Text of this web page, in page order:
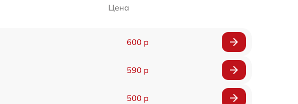
Цена
600 р
590 р
500 р